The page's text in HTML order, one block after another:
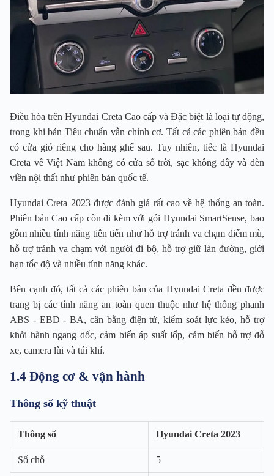
Điều hòa trên Hyundai Creta Cao cấp và Đặc biệt là loại tự động,
trong khi bản Tiêu chuẩn vẫn chỉnh cơ. Tất cả các phiên bản đều
có cửa gió riêng cho hàng ghế sau. Tuy nhiên, tiếc là Hyundai
Creta về Việt Nam không có cửa sổ trời, sạc không dây và đèn
viền nội thất như phiên bản quốc tế.
Hyundai Creta 2023 được đánh giá rất cao về hệ thống an toàn.
Phiên bản Cao cấp còn đi kèm với gói Hyundai SmartSense, bao
gồm nhiều tính năng tiên tiến như hỗ trợ tránh va chạm điểm mù,
hỗ trợ tránh va chạm với người đi bộ, hỗ trợ giữ làn đường, giới
hạn tốc độ và nhiều tính năng khác.
Bên cạnh đó, tất cả các phiên bản của Hyundai Creta đều được
trang bị các tính năng an toàn quen thuộc như hệ thống phanh
ABS - EBD - BA, cân bằng điện tử, kiểm soát lực kéo, hỗ trợ
khởi hành ngang dốc, cảm biến áp suất lốp, cảm biến hỗ trợ đỗ
xe, camera lùi và túi khí.
1.4 Động cơ & vận hành
Thông số kỹ thuật
Thông số Hyundai Creta 2023
Số chỗ 5